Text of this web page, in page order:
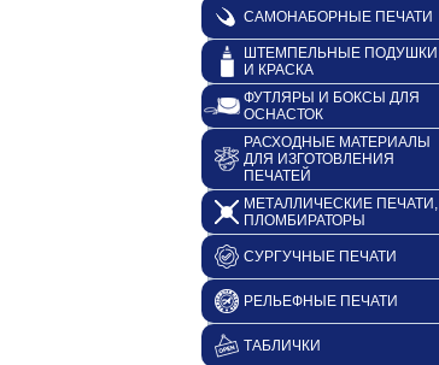
САМОНАБОРНЫЕ ПЕЧАТИ
ШТЕМПЕЛЬНЫЕ ПОДУШКИ
И КРАСКА
ФУТЛЯРЫ И БОКСЫ ДЛЯ
ОСНАСТОК
РАСХОДНЫЕ МАТЕРИАЛЫ
ДЛЯ ИЗГОТОВЛЕНИЯ
ПЕЧАТЕЙ
МЕТАЛЛИЧЕСКИЕ ПЕЧАТИ,
ПЛОМБИРАТОРЫ
СУРГУЧНЫЕ ПЕЧАТИ
РЕЛЬЕФНЫЕ ПЕЧАТИ
ТАБЛИЧКИ